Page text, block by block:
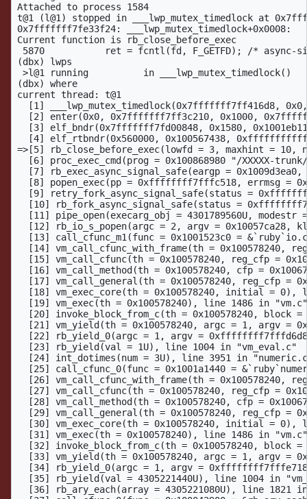
Attached to process 1584
t@1 (l@1) stopped in ___lwp_mutex_timedlock at
0x7fffffff7fe33f24: ___lwp_mutex_timedlock+0x0008:
Current function is rb_close_before_exec
5870           ret = fcntl(fd, F_GETFD); /* async-
(dbx) lwps
>l@1 running          in ___lwp_mutex_timedlock()
(dbx) where
current thread: t@1
[1] ___lwp_mutex_timedlock(0x7fffffff7ff416d8,
[2] enter(0x0, 0x7fffffff7ff3c210, 0x1000,
[3] elf_bndr(0x7fffffff7fd00848, 0x1580,
[4] elf_rtbndr(0x560000, 0x100567438,
=>[5] rb_close_before_exec(lowfd = 3, maxhint =
[6] proc_exec_cmd(prog = 0x100868980 "/XXXXX-
[7] rb_exec_async_signal_safe(eargp =
[8] popen_exec(pp = 0xffffffff7fffc518, errmsg =
[9] retry_fork_async_signal_safe(status =
[10] rb_fork_async_signal_safe(status =
[11] pipe_open(execarg_obj = 4301789560U, modestr
[12] rb_io_s_popen(argc = 2, argv = 0x10057ca28,
[13] call_cfunc_m1(func = 0x1001523c0 =
[14] vm_call_cfunc_with_frame(th = 0x100578240,
[15] vm_call_cfunc(th = 0x100578240, reg_cfp =
[16] vm_call_method(th = 0x100578240, cfp =
[17] vm_call_general(th = 0x100578240, reg_cfp =
[18] vm_exec_core(th = 0x100578240, initial = 0),
[19] vm_exec(th = 0x100578240), line 1486 in
[20] invoke_block_from_c(th = 0x100578240, block
[21] vm_yield(th = 0x100578240, argc = 1, argv =
[22] rb_yield_0(argc = 1, argv =
  [23] rb_yield(val = 1U), line 1004 in "vm_eval.c"
[24] int_dotimes(num = 3U), line 3951 in
[25] call_cfunc_0(func = 0x1001a1440 =
[26] vm_call_cfunc_with_frame(th = 0x100578240,
[27] vm_call_cfunc(th = 0x100578240, reg_cfp =
[28] vm_call_method(th = 0x100578240, cfp =
[29] vm_call_general(th = 0x100578240, reg_cfp =
[30] vm_exec_core(th = 0x100578240, initial = 0),
[31] vm_exec(th = 0x100578240), line 1486 in
[32] invoke_block_from_c(th = 0x100578240, block
[33] vm_yield(th = 0x100578240, argc = 1, argv =
[34] rb_yield_0(argc = 1, argv =
[35] rb_yield(val = 4305221440U), line 1004 in
[36] rb_ary_each(array = 4305221080U), line 1821